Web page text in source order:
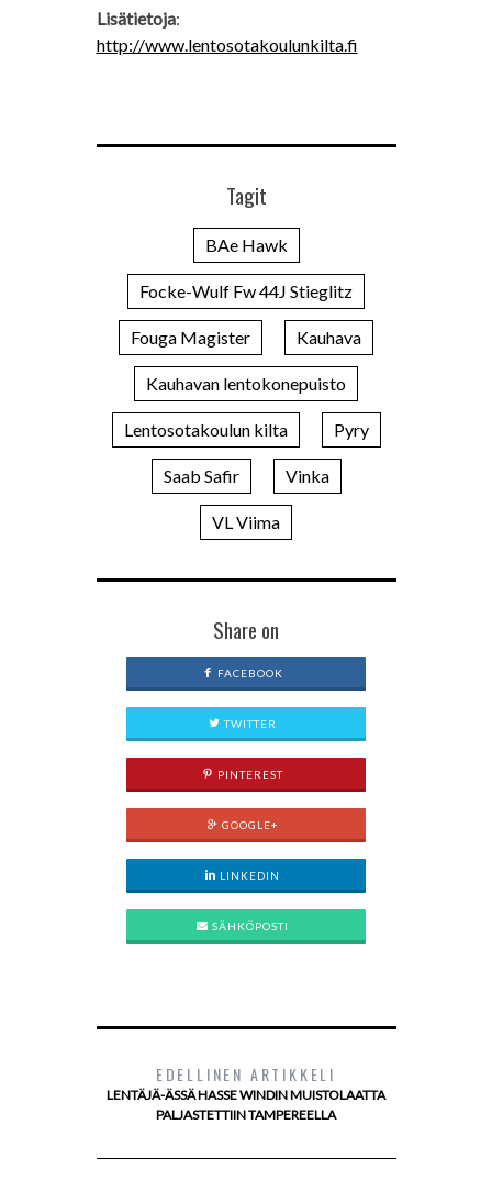
Lisätietoja:
http://www.lentosotakoulunkilta.fi
Tagit
BAe Hawk
Focke-Wulf Fw 44J Stieglitz
Fouga Magister Kauhava
Kauhavan lentokonepuisto
Lentosotakoulun kilta Pyry
Saab Safir Vinka
VL Viima
Share on
FACEBOOK
TWITTER
PINTEREST
GOOGLE+
LINKEDIN
SÄHKÖPOSTI
EDELLINEN ARTIKKELI
LENTÄJÄ-ÄSSÄ HASSE WINDIN MUISTOLAATTA
PALJASTETTIIN TAMPEREELLA